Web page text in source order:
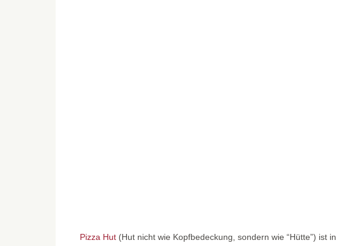
Pizza Hut (Hut nicht wie Kopfbedeckung, sondern wie “Hütte”) ist